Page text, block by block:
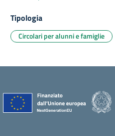
Tipologia
Circolari per alunni e famiglie